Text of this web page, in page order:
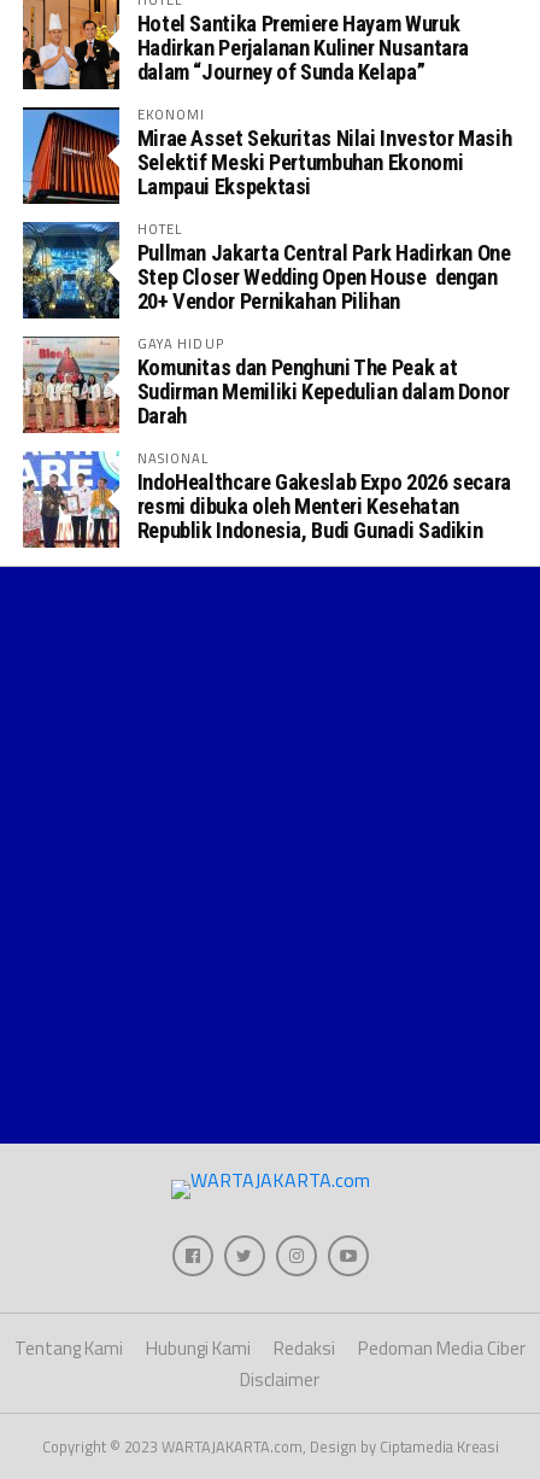
Hotel Santika Premiere Hayam Wuruk
Hadirkan Perjalanan Kuliner Nusantara
dalam “Journey of Sunda Kelapa”
EKONOMI
Mirae Asset Sekuritas Nilai Investor Masih
Selektif Meski Pertumbuhan Ekonomi
Lampaui Ekspektasi
HOTEL
Pullman Jakarta Central Park Hadirkan One
Step Closer Wedding Open House dengan
20+ Vendor Pernikahan Pilihan
GAYA HIDUP
Komunitas dan Penghuni The Peak at
Sudirman Memiliki Kepedulian dalam Donor
Darah
NASIONAL
IndoHealthcare Gakeslab Expo 2026 secara
resmi dibuka oleh Menteri Kesehatan
Republik Indonesia, Budi Gunadi Sadikin
Tentang Kami Hubungi Kami Redaksi
Pedoman Media Ciber
Disclaimer
Copyright © 2023 WARTAJAKARTA.com, Design by Ciptamedia Kreasi